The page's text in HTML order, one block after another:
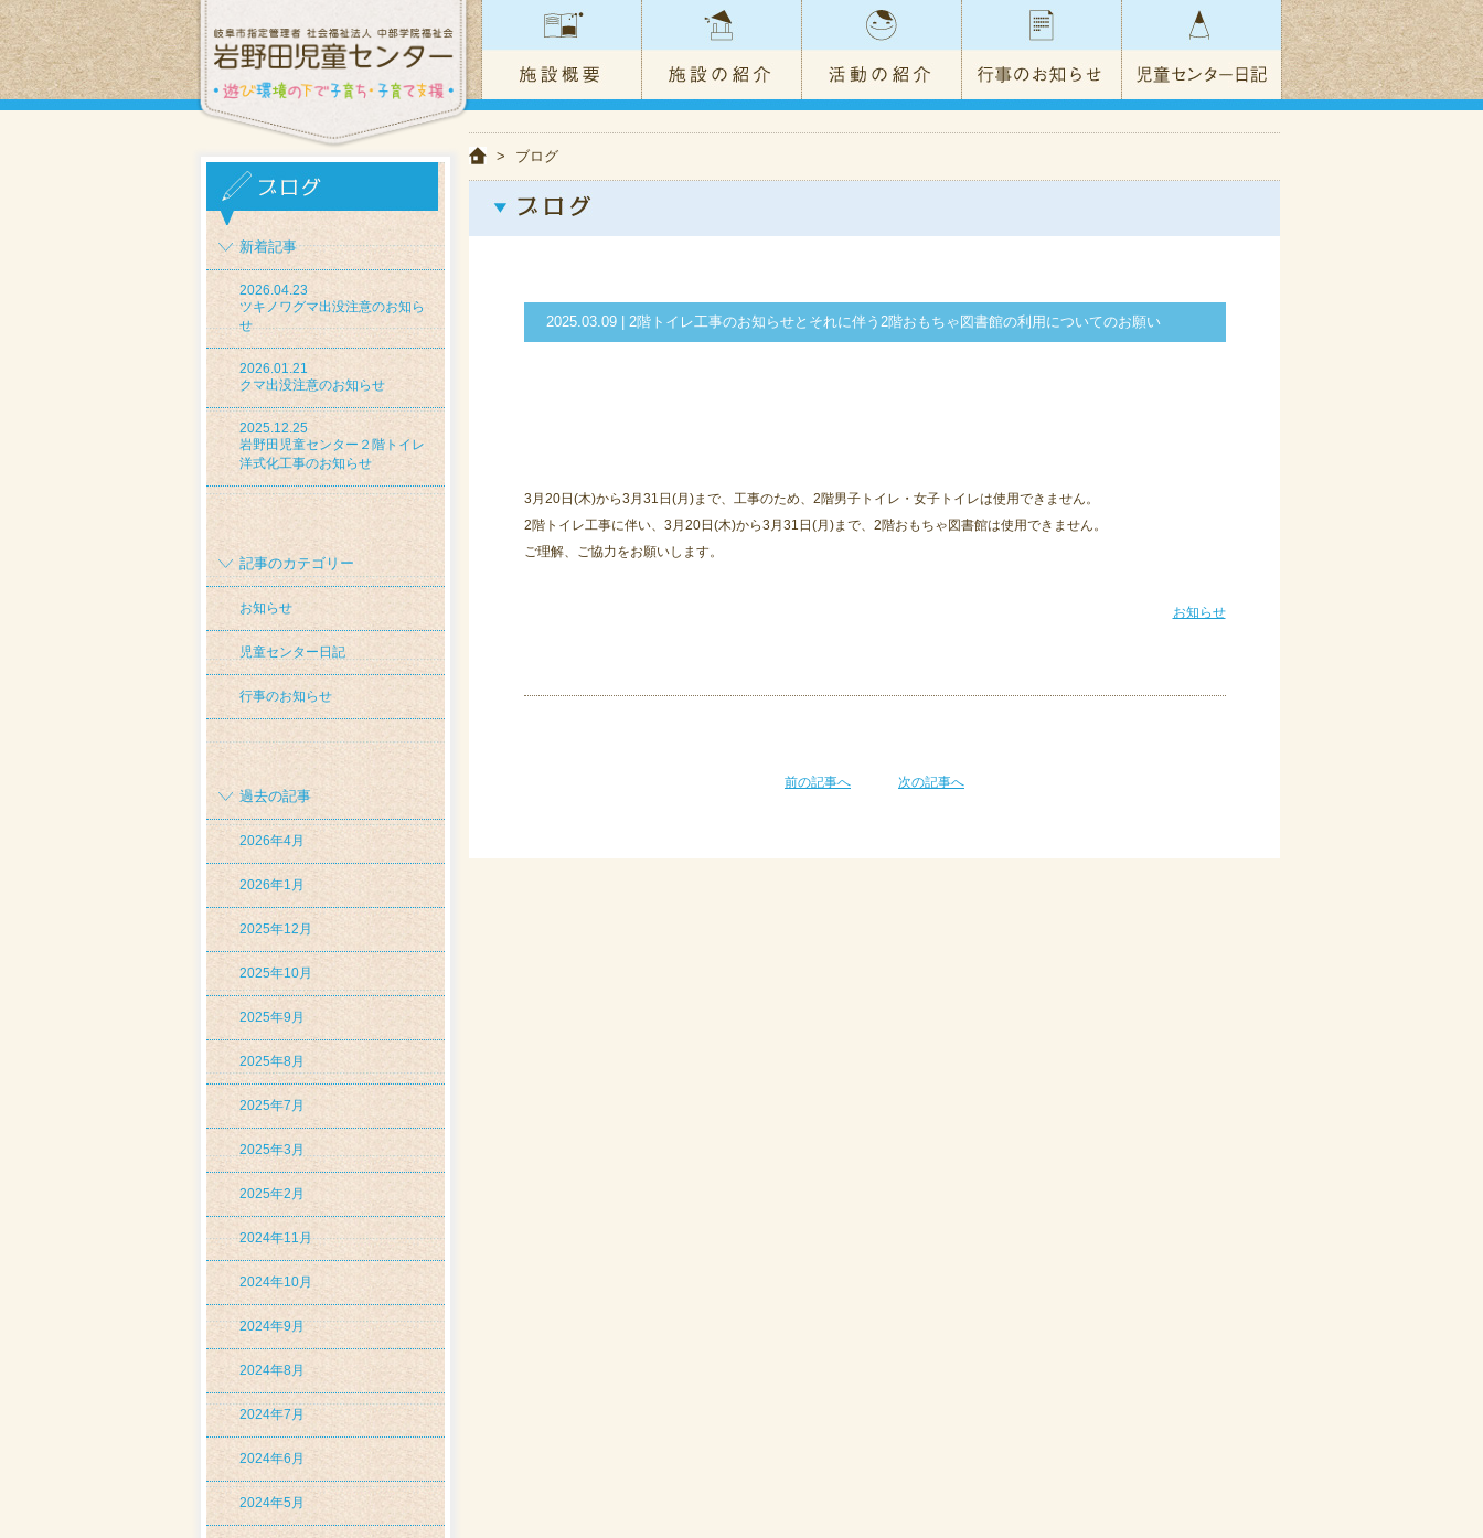
新着記事
2026.04.23
ツキノワグマ出没注意のお知ら
せ
2026.01.21
クマ出没注意のお知らせ
2025.12.25
岩野田児童センター２階トイレ
洋式化工事のお知らせ
記事のカテゴリー
お知らせ
児童センター日記
行事のお知らせ
過去の記事
2026年4月
2026年1月
2025年12月
2025年10月
2025年9月
2025年8月
2025年7月
2025年3月
2025年2月
2024年11月
2024年10月
2024年9月
2024年8月
2024年7月
2024年6月
2024年5月
> ブログ
2025.03.09 | 2階トイレ工事のお知らせとそれに伴う2階おもちゃ図書館の利用についてのお願い
3月20日(木)から3月31日(月)まで、工事のため、2階男子トイレ・女子トイレは使用できません。
2階トイレ工事に伴い、3月20日(木)から3月31日(月)まで、2階おもちゃ図書館は使用できません。
ご理解、ご協力をお願いします。
お知らせ
前の記事へ 次の記事へ